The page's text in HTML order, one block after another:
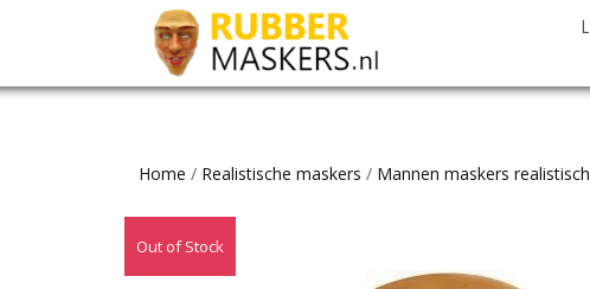
Home / Realistische maskers / Mannen maskers realistisch
Out of Stock